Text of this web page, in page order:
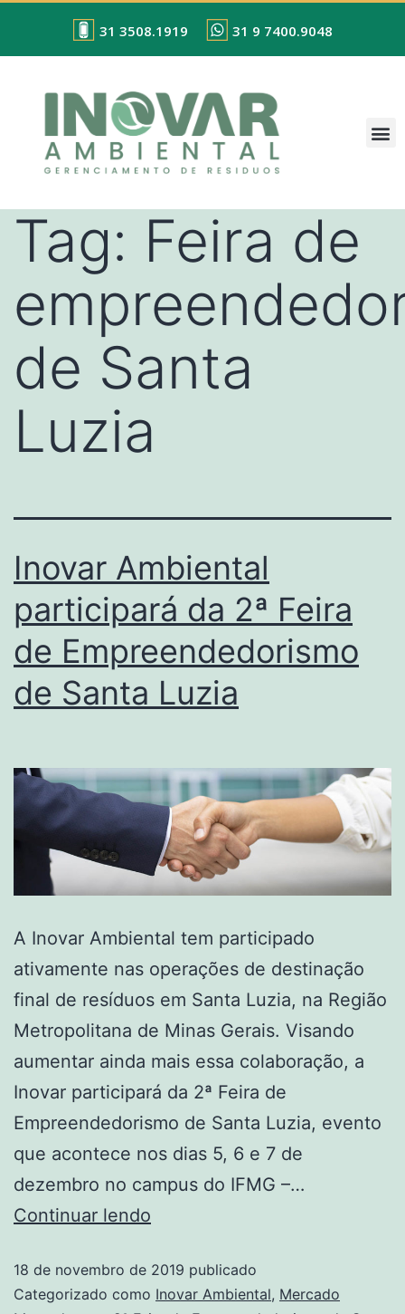
31 3508.1919 31 9 7400.9048
Tag: Feira de
de Santa
Luzia
Inovar Ambiental
participará da 2ª Feira
de Empreendedorismo
de Santa Luzia
A Inovar Ambiental tem participado
ativamente nas operações de destinação
final de resíduos em Santa Luzia, na Região
Metropolitana de Minas Gerais. Visando
aumentar ainda mais essa colaboração, a
Inovar participará da 2ª Feira de
Empreendedorismo de Santa Luzia, evento
que acontece nos dias 5, 6 e 7 de
dezembro no campus do IFMG –…
Continuar lendo
18 de novembro de 2019 publicado
Categorizado como Inovar Ambiental, Mercado